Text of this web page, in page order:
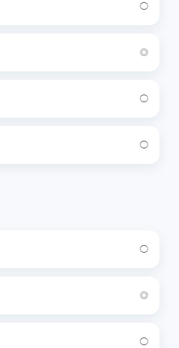
◯
◎
◯
◯
◯
◎
◯